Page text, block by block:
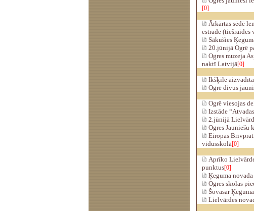
[0]
Ārkārtas sēdē
estrādē (tiešraides
Sākušies
20.jūnijā Ogrē
Ogres muzeja
naktī Latvijā[0]
Ikšķilē
Ogrē divus
Ogrē viesojas
Izstāde
2.jūnijā
Ogres Jauniešu
Eiropas
vidusskolā[0]
Aprīko
punktus[0]
Ķeguma
Ogres skolas
Šovasar
Lielvārdes